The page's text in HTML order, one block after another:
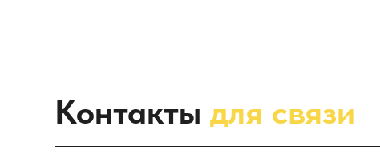
Контакты для связи